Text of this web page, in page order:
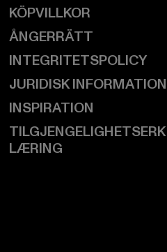
KÖPVILLKOR
ÅNGERRÄTT
INTEGRITETSPOLICY
JURIDISK INFORMATION
INSPIRATION
TILGJENGELIGHETSERK
LÆRING